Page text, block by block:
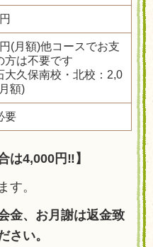
(月額)他コースでお支
方は不要です
久保南校・北校：2,0
額)
要
は4,000円‼】
す。
金、お月謝は返金致
さい。